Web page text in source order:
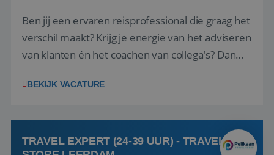
Ben jij een ervaren reisprofessional die graag het
verschil maakt? Krijg je energie van het adviseren
van klanten én het coachen van collega's? Dan
(onderdeel van Pelikaan Travel Group) zoeken
team het reisbureau verder...
BEKIJK VACATURE
TRAVEL EXPERT (24-39 UUR) - TRAVEL